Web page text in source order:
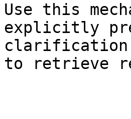
Use this
explicitly
clarification